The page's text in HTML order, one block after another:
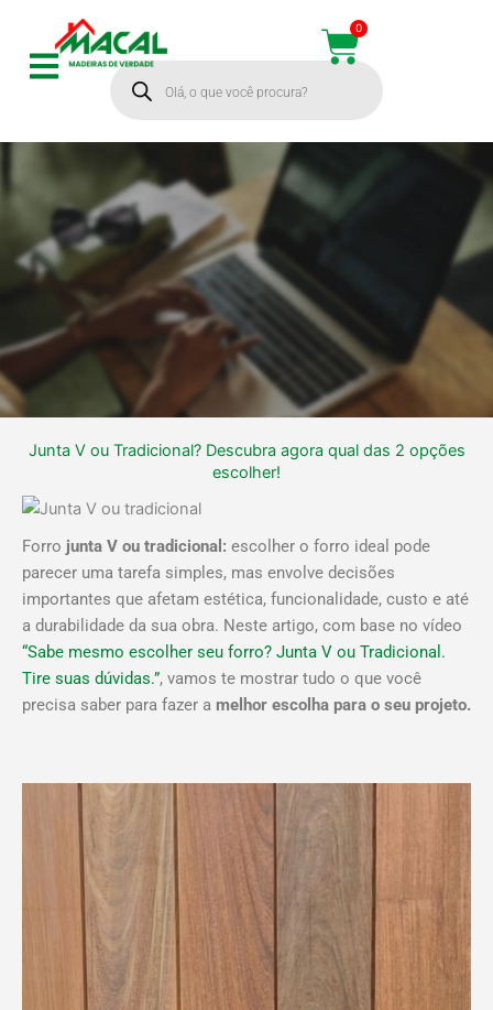
0
Cart
Pesquisar
produtos
Junta V ou
Tradicional?
Descubra agora
qual das 2 opções
escolher!
Junta V ou Tradicional? Descubra agora qual das 2 opções
escolher!
Forro junta V ou tradicional: escolher o forro ideal pode
parecer uma tarefa simples, mas envolve decisões
importantes que afetam estética, funcionalidade, custo e até
a durabilidade da sua obra. Neste artigo, com base no vídeo
“Sabe mesmo escolher seu forro? Junta V ou Tradicional.
Tire suas dúvidas.”, vamos te mostrar tudo o que você
precisa saber para fazer a melhor escolha para o seu projeto.
Facebook
Instagram
TikTok